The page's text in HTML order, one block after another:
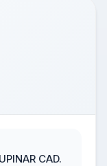
CAD.